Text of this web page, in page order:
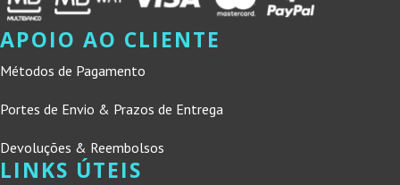
APOIO AO CLIENTE
Métodos de Pagamento
Portes de Envio & Prazos de Entrega
Devoluções & Reembolsos
LINKS ÚTEIS